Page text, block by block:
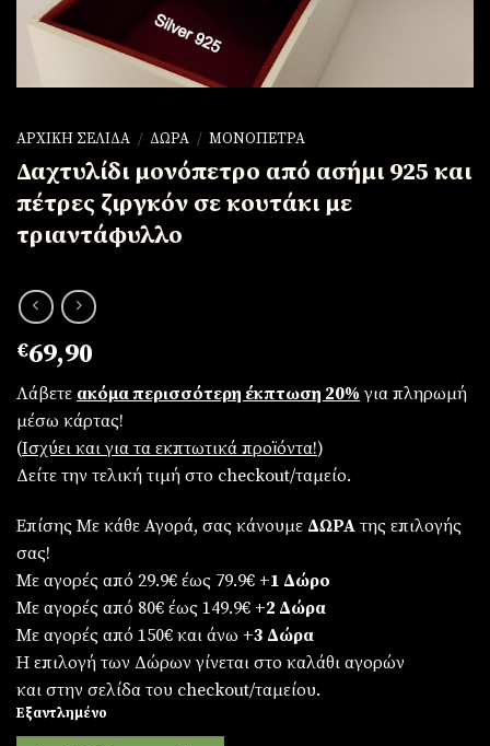
ΑΡΧΙΚΉ ΣΕΛΊΔΑ / ΔΏΡΑ / ΜΟΝΌΠΕΤΡΑ
Δαχτυλίδι μονόπετρο από ασήμι 925 και
πέτρες ζιργκόν σε κουτάκι με
τριαντάφυλλο
€69,90
Λάβετε ακόμα περισσότερη έκπτωση 20% για πληρωμή
μέσω κάρτας!
(Iσχύει και για τα εκπτωτικά προϊόντα!)
Δείτε την τελική τιμή στο checkout/ταμείο.
Επίσης Με κάθε Αγορά, σας κάνουμε ΔΩΡΑ της επιλογής
σας!
Με αγορές από 29.9€ έως 79.9€ +1 Δώρο
Με αγορές από 80€ έως 149.9€ +2 Δώρα
Με αγορές από 150€ και άνω +3 Δώρα
Η επιλογή των Δώρων γίνεται στο καλάθι αγορών
και στην σελίδα του checkout/ταμείου.
Εξαντλημένο